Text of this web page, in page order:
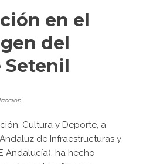
en el
del
Setenil
Cultura y Deporte, a
de Infraestructuras y
Andalucía), ha hecho